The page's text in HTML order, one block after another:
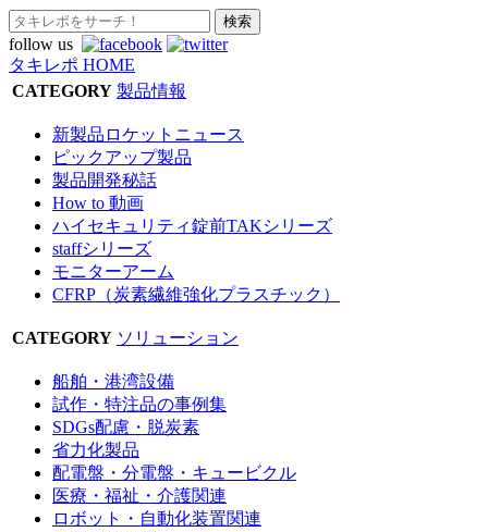
follow us
タキレポ HOME
CATEGORY 製品情報
新製品ロケットニュース
ピックアップ製品
製品開発秘話
How to 動画
ハイセキュリティ錠前TAKシリーズ
staffシリーズ
モニターアーム
CFRP（炭素繊維強化プラスチック）
CATEGORY ソリューション
船舶・港湾設備
試作・特注品の事例集
SDGs配慮・脱炭素
省力化製品
配電盤・分電盤・キュービクル
医療・福祉・介護関連
ロボット・自動化装置関連